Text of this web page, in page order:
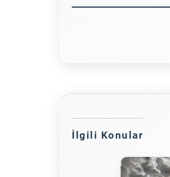
İlgili Konular